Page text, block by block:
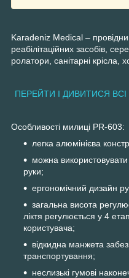
Karadeniz Medical –
реабілітаційних засобів,
ролатори, санітарні крісла,
ПЕРЕЙТИ І ДИВИТИСЯ ВСІ
Особливості милиці PR-603:
легка алюмінієва
можна використовувати
руки;
ергономічний дизайн
загальна висота
ліктя регулюється у 4
користувача;
відкидна манжета
транспортування;
неслизькі гумові